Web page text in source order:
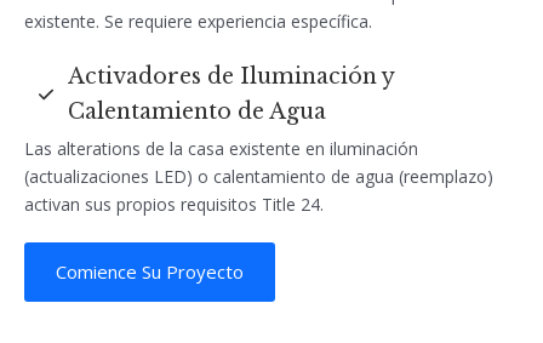
existente. Se requiere experiencia específica.
Activadores de Iluminación y
Calentamiento de Agua
Las alterations de la casa existente en iluminación
(actualizaciones LED) o calentamiento de agua (reemplazo)
activan sus propios requisitos Title 24.
Comience Su Proyecto